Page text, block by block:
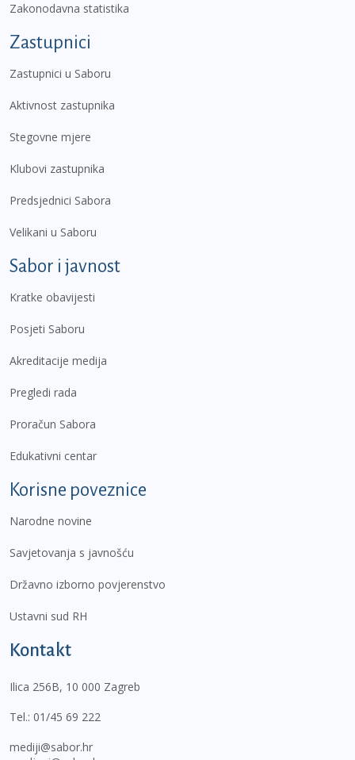
Zakonodavna statistika
Zastupnici
Zastupnici u Saboru
Aktivnost zastupnika
Stegovne mjere
Klubovi zastupnika
Predsjednici Sabora
Velikani u Saboru
Sabor i javnost
Kratke obavijesti
Posjeti Saboru
Akreditacije medija
Pregledi rada
Proračun Sabora
Edukativni centar
Korisne poveznice
Narodne novine
Savjetovanja s javnošću
Državno izborno povjerenstvo
Ustavni sud RH
Kontakt
Ilica 256B, 10 000 Zagreb
Tel.: 01/45 69 222
mediji@sabor.hr